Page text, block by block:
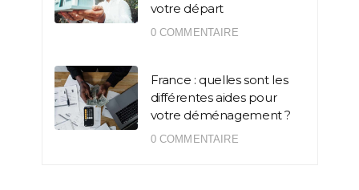
votre départ
0 COMMENTAIRE
France : quelles sont les
différentes aides pour
votre déménagement ?
0 COMMENTAIRE